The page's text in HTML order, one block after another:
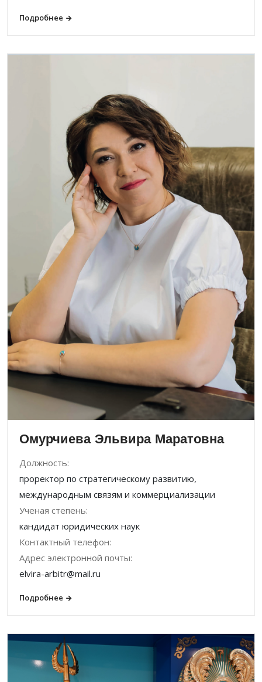
Подробнее
Омурчиева Эльвира Маратовна
Должность:
проректор по стратегическому развитию,
международным связям и коммерциализации
Ученая степень:
кандидат юридических наук
Контактный телефон:
Адрес электронной почты:
elvira-arbitr@mail.ru
Подробнее